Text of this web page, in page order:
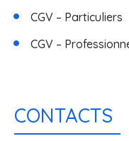
CGV – Particuliers
CGV –
CONTACTS